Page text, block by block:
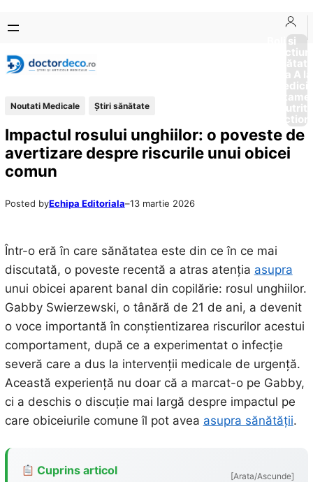
conținut
content
Boli si
Afectiuni
Sănătate
de la A
Noutati Medicale Ştiri sănătate
Impactul rosului unghiilor: o poveste de
avertizare despre riscurile unui obicei
comun
Posted byEchipa Editoriala–13 martie 2026
Într-o eră în care sănătatea este din ce în ce mai
discutată, o poveste recentă a atras atenția asupra
unui obicei aparent banal din copilărie: rosul unghiilor.
Gabby Swierzewski, o tânără de 21 de ani, a devenit
o voce importantă în conștientizarea riscurilor acestui
comportament, după ce a experimentat o infecție
severă care a dus la intervenții medicale de urgență.
Această experiență nu doar că a marcat-o pe Gabby,
ci a deschis o discuție mai largă despre impactul pe
care obiceiurile comune îl pot avea asupra sănătății.
Cuprins articol [Arata/Ascunde]